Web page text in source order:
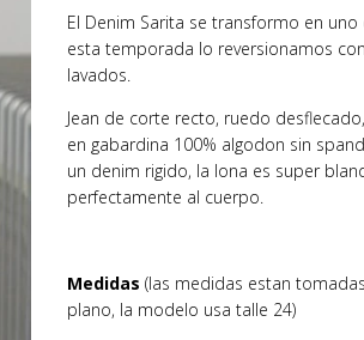
El Denim Sarita se transformo en
esta temporada lo reversionamos
lavados.
Jean de corte recto, ruedo
en gabardina 100% algodon sin
un denim rigido, la lona es super
perfectamente al cuerpo.
Medidas(las medidas estan
plano, la modelo usa talle 24)